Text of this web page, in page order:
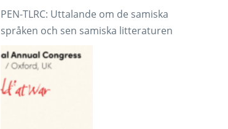
PEN-TLRC: Uttalande om de samiska
språken och sen samiska litteraturen